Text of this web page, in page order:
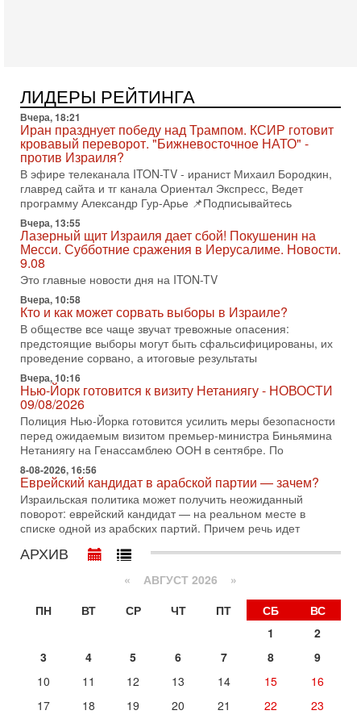
Иран задыхается. КСИР готовит удар! Россия теряет
последних союзников. Путин - псих!
В эфире ITON-TV доктор Эльдар Намазов , историк,
политолог, в прошлом – помощник Президента
Азербайджана Гейдара Алиева . Ведет программу
Александр
3-08-2026, 11:09
Выборы в Израиле в опасности?! ШАБАК формирует
спецотдел
В этом выпуске мы разбираем одну из самых тревожных
тем израильской политики. Известно, что израильская
Служба общей безопасности (ШАБАК) создала
3-08-2026, 08:32
Трамп и Иран: последний шанс - НОВОСТИ
03/08/2026
Президент США Дональд Трамп объявил о возобновлении
переговоров с Ираном, но Тегеран пока не подтвердил
готовность к диалогу. По словам американского
2-08-2026, 08:42
Трамп отменил удар по Ирану - НОВОСТИ
02/08/2026
Президент США Дональд Трамп сегодня заявил об отмене
подготовленного удара по Ирану после обращений
Тегерана и других стран региона. По его словам,
1-08-2026, 17:50
«Русский голос» Израиля: кто заберет его на этот
раз?
Голоса русскоязычных репатриантов не раз кардинально
меняли политический ландшафт Израиля. Достаточно
вспомнить взлет партии «Исраэль ба-алия», когда
31-07-2026, 17:00
Тайны закрытых дверей: о чём на самом деле
Недавний визит премьер-министра Израиля Биньямина
Нетаньяху в США и его встреча с Дональдом Трампом
оставили больше вопросов, чем ответов. Полная
31-07-2026, 15:18
Иран готовит покушение на Нетаниягу! Трамп не
хочет эскалации, но КСИР готовит взрыв!
В эфире телеканала ITON-TV СЕРГЕЙ МИГДАЛЬ, эксперт
ЛИДЕРЫ РЕЙТИНГА
Вчера, 18:21
Иран празднует победу над Трампом. КСИР готовит
кровавый переворот. "Бижневосточное НАТО" -
против Израиля?
В эфире телеканала ITON-TV - иранист Михаил Бородкин,
главред сайта и тг канала Ориентал Экспресс, Ведет
программу Александр Гур-Арье 📌Подписывайтесь
Вчера, 13:55
Лазерный щит Израиля дает сбой! Покушенин на
Месси. Субботние сражения в Иерусалиме. Новости.
9.08
Это главные новости дня на ITON-TV
Вчера, 10:58
Кто и как может сорвать выборы в Израиле?
В обществе все чаще звучат тревожные опасения:
предстоящие выборы могут быть сфальсифицированы, их
проведение сорвано, а итоговые результаты
Вчера, 10:16
Нью-Йорк готовится к визиту Нетаниягу - НОВОСТИ
09/08/2026
Полиция Нью-Йорка готовится усилить меры безопасности
перед ожидаемым визитом премьер-министра Биньямина
Нетаниягу на Генассамблею ООН в сентябре. По
8-08-2026, 16:56
Еврейский кандидат в арабской партии — зачем?
Израильская политика может получить неожиданный
поворот: еврейский кандидат — на реальном месте в
списке одной из арабских партий. Причем речь идет
АРХИВ
« АВГУСТ 2026 »
ПН
ВТ СР ЧТ ПТ СБ
ВС
1
2
3
4 5 6 7 8
9
10
11 12 13 14 15
16
17
18 19 20 21 22
23